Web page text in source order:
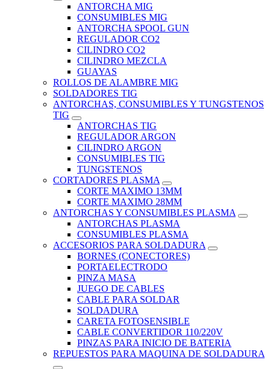
ANTORCHA MIG
CONSUMIBLES MIG
ANTORCHA SPOOL GUN
REGULADOR CO2
CILINDRO CO2
CILINDRO MEZCLA
GUAYAS
ROLLOS DE ALAMBRE MIG
SOLDADORES TIG
ANTORCHAS, CONSUMIBLES Y TUNGSTENOS
TIG
ANTORCHAS TIG
REGULADOR ARGON
CILINDRO ARGON
CONSUMIBLES TIG
TUNGSTENOS
CORTADORES PLASMA
CORTE MAXIMO 13MM
CORTE MAXIMO 28MM
ANTORCHAS Y CONSUMIBLES PLASMA
ANTORCHAS PLASMA
CONSUMIBLES PLASMA
ACCESORIOS PARA SOLDADURA
BORNES (CONECTORES)
PORTAELECTRODO
PINZA MASA
JUEGO DE CABLES
CABLE PARA SOLDAR
SOLDADURA
CARETA FOTOSENSIBLE
CABLE CONVERTIDOR 110/220V
PINZAS PARA INICIO DE BATERIA
REPUESTOS PARA MAQUINA DE SOLDADURA